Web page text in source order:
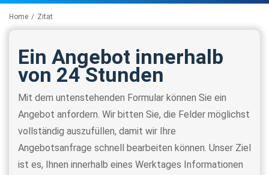
Home / Zitat
Ein Angebot innerhalb
von 24 Stunden
Mit dem untenstehenden Formular können Sie ein
Angebot anfordern. Wir bitten Sie, die Felder möglichst
vollständig auszufüllen, damit wir Ihre
Angebotsanfrage schnell bearbeiten können. Unser Ziel
ist es, Ihnen innerhalb eines Werktages Informationen